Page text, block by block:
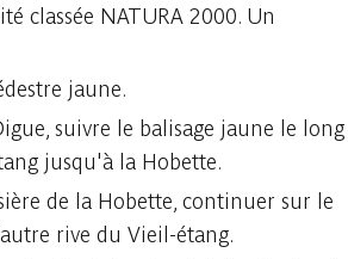
classée NATURA 2000. Un
jaune.
suivre le balisage jaune le long
jusqu'à la Hobette.
de la Hobette, continuer sur le
rive du Vieil-étang.